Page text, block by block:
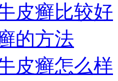
皮癣比较好
的方法
皮癣怎么样